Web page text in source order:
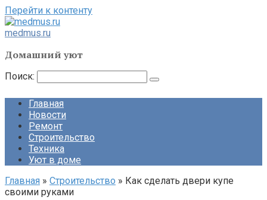
Перейти к контенту
medmus.ru
Домашний уют
Поиск:
Главная
Новости
Ремонт
Строительство
Техника
Уют в доме
Главная » Строительство » Как сделать двери купе
своими руками